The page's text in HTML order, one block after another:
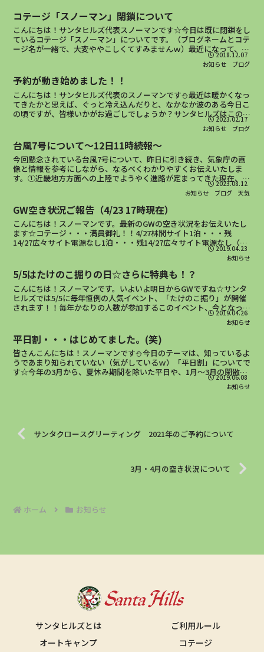
コテージ「スノーマン」閉鎖について
こんにちは！サンタヒルズ代表スノーマンです☆今日は既に閉鎖をし
ているコテージ「スノーマン」についてです。（ブログネームとコテ
ージ名が一緒で、大変ややこしくてすみませんｗ）最近になって、
「コテージのスノーマンには、もう宿泊できないのですか？」...
2018.12.07
お知らせ
ブログ
予約が動き始めました！！
こんにちは！サンタヒルズ代表のスノーマンです⛄最近は暖かくなっ
てきたかと思えば、ぐっと冷え込んだりと、なかなか波のある今日こ
の頃ですが、皆様いかがお過ごしでしょうか？サンタヒルズはこの
冬、数回積雪がありましたが、現在はすっかり溶けてひと安心...
2023.02.17
お知らせ
ブログ
台風7号について～12日11時続報～
今回懸念されている台風7号について、昨日に引き続き、気象庁の画
像と情報を参考にしながら、なるべくわかりやすくお伝えいたしま
す。①近畿地方方面への上陸でようやく進路が定まってきた現在、台
風7号は本州に向かって北上中ですが、気象庁の図の通り、よ...2023.08.12
お知らせ
ブログ 天気
GW空き状況ご報告（4/23 17時現在）
こんにちは！スノーマンです。最新のGWの空き状況をお伝えいたし
ます☆コテージ・・・満員御礼！！4/27林間サイト1泊・・・残
14/27広々サイト電源なし1泊・・・残14/27広々サイト電源なし（テ
2019.04.23
お知らせ
5/5はたけのこ掘りの日☆さらに特典も！？
こんにちは！スノーマンです。いよいよ明日からGWですね☆サンタ
ヒルズでは5/5に毎年恒例の人気イベント、「たけのこ掘り」が開催
されます！！毎年かなりの人数が参加するこのイベント、今となって
は貴重な体験ですので、是非とも参加してみてください！...2019.04.26
お知らせ
平日割・・・はじめてました。(笑)
皆さんこんにちは！スノーマンです⛄今日のテーマは、知っているよ
うであまり知られていない（気がしているｗ）「平日割」についてで
す☆今年の3月から、夏休み期間を除いた平日や、1月～3月の閑散期
については、「オフシーズン料金」という料金体系を導入...2019.06.08
お知らせ
サンタクロースグリーティング 2021年のご予約について
3月・4月の空き状況について
ホーム お知らせ
サンタヒルズとは
ご利用ルール
オートキャンプ
コテージ